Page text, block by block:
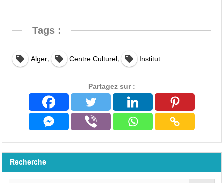
Tags :
Alger, Centre Culturel, Institut
Partagez sur :
Recherche